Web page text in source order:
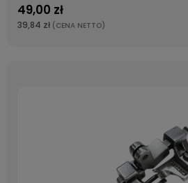
49,00 zł
39,84 zł (CENA NETTO)